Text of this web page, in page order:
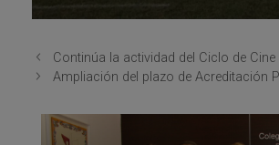
Continúa la actividad del Ciclo de
Ampliación del plazo de Acreditación